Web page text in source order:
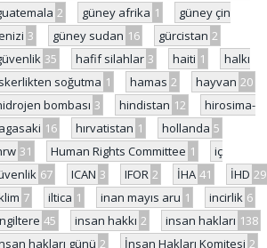
2 güney afrika 1
güney çin
3 güney sudan 16 gürcistan 2
35 hafif silahlar 3 haiti 1
halkı
soğutma 1 hamas 2 hayvan 20
bombası 3 hindistan 12
hirosima-
16 hırvatistan 1 hollanda 5
31 Human Rights Committee 1
iç
67 ICAN 3 IFOR 2 İHA 41 İHD 29
7 iltica 1 inan mayıs aru 1 incirlik 6
45 insan hakkı 2 insan hakları 138
hakları günü 2 İnsan Hakları Komitesi 2